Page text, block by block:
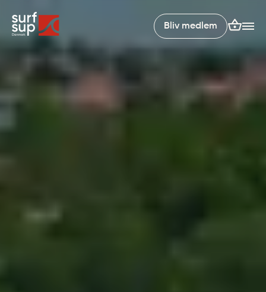
Bliv medlem